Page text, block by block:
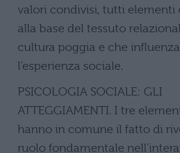
valori condivisi, tutti elementi
alla base del tessuto
cultura poggia e che
l’esperienza sociale.
PSICOLOGIA SOCIALE: GLI
ATTEGGIAMENTI. I tre
hanno in comune il fatto di
ruolo fondamentale